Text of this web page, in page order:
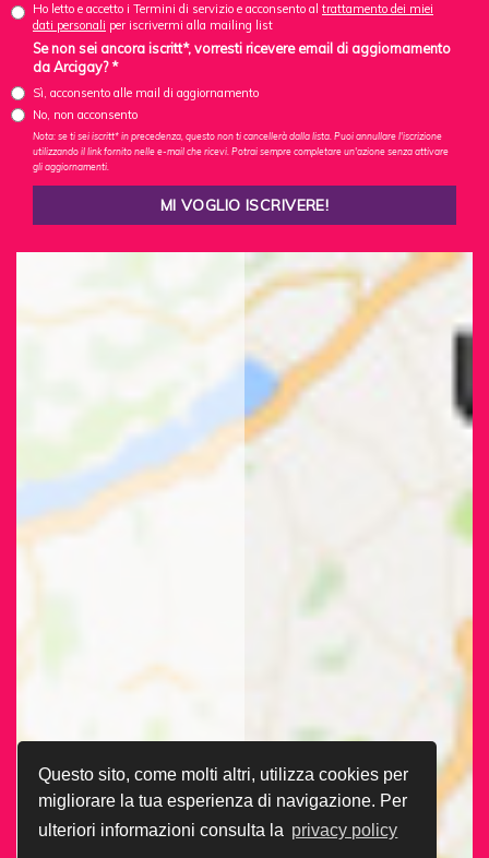
Questo sito, come molti altri, utilizza cookies per
migliorare la tua esperienza di navigazione. Per
ulteriori informazioni consulta la privacy policy
Ho letto e accetto i Termini di servizio e acconsento al trattamento dei miei
dati personali per iscrivermi alla mailing list
Se non sei ancora iscritt*, vorresti ricevere email di aggiornamento
da Arcigay? *
Sì, acconsento alle mail di aggiornamento
No, non acconsento
Nota: se ti sei iscritt* in precedenza, questo non ti cancellerà dalla lista. Puoi annullare l'iscrizione
utilizzando il link fornito nelle e-mail che ricevi. Potrai sempre completare un'azione senza attivare
gli aggiornamenti.